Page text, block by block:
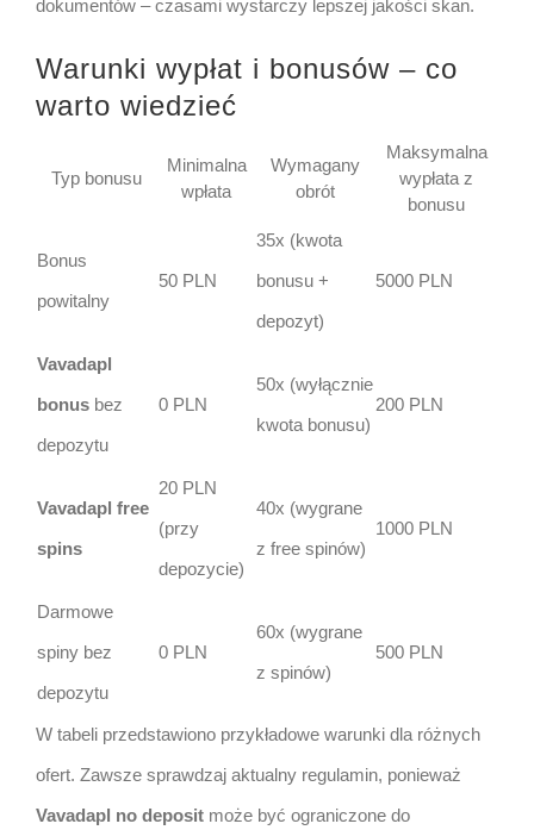
dokumentów – czasami wystarczy lepszej jakości skan.
Warunki wypłat i bonusów – co
warto wiedzieć
Typ bonusu
Minimalna
wpłata
Wymagany
obrót
Maksymalna
wypłata z
bonusu
Bonus
powitalny
50 PLN
35x (kwota
bonusu +
depozyt)
5000 PLN
Vavadapl
bonus bez
depozytu
0 PLN
50x (wyłącznie
kwota bonusu)
200 PLN
Vavadapl free
spins
20 PLN
(przy
depozycie)
40x (wygrane
z free spinów)
1000 PLN
Darmowe
spiny bez
depozytu
0 PLN
60x (wygrane
z spinów)
500 PLN
W tabeli przedstawiono przykładowe warunki dla różnych
ofert. Zawsze sprawdzaj aktualny regulamin, ponieważ
Vavadapl no deposit może być ograniczone do